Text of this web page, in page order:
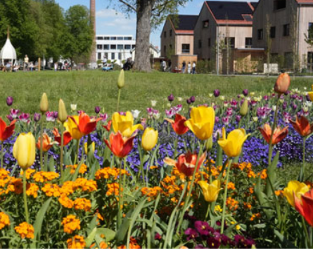
Hessen
Mecklenburg-Vorpommern
Niedersachsen
Nordrhein-Westfalen
Rheinland-Pfalz
Saarland
Sachsen
Sachsen-Anhalt
Schleswig-Holstein
Thüringen
Hochbau / Rohbau
Lieferungen
Planungsleistungen
Tiefbau
Verkehrsbau